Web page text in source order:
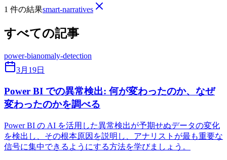
1 件の結果smart-narratives
すべての記事
power-bianomaly-detection
3月19日
Power BI での異常検出: 何が変わったのか、なぜ
変わったのかを調べる
Power BI の AI を活用した異常検出が予期せぬデータの変化
を検出し、その根本原因を説明し、アナリストが最も重要な
信号に集中できるようにする方法を学びましょう。